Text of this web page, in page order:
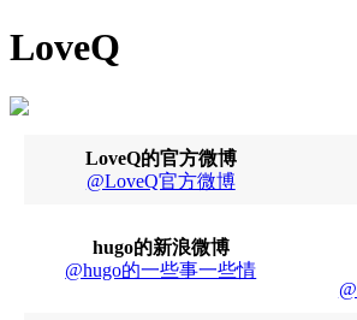
LoveQ
LoveQ的官方微博
@LoveQ官方微博
hugo的新浪微博
@hugo的一些事一些情